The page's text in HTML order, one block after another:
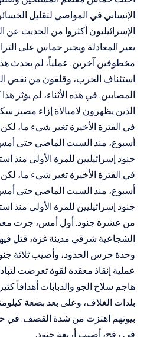
الإنساني في المواصي لتقليل
الإسرائيليون أكثروا من الحديث
يغير المعادلة ويجبر حماس على
مخطوفين آخرين. عملياً، لم يحدث
استئناف الحرب، وقلقون من نقص
المصابين. في هذه الأثناء، لم يؤثر
الذين يظهرون لامبالاة إزاء مصير
في الفترة الأخيرة تغير شيء ما،
أسبوع، منذ السبت الماضي حتى
جنود إسرائيليين للمرة الأولى منذ
في الفترة الأخيرة تغير شيء ما،
أسبوع، منذ السبت الماضي حتى
جنود إسرائيليين للمرة الأولى منذ
من عشرة جنود. أول أمس، جرت
الشجاعية شرقي مدينة غزة، قتل
وحدة حرس الحدود، وأصيب ثلاثة
عملية إنقاذ معقدة لقوة تعرضت
هاجم سلاح الجو والدبابات أهدافاً
بلدات الغلاف، وعلى بعد بضعة
بيوتهم اهتزت من شدة القصف. في
في رفح، أصيب أربعة جنود.